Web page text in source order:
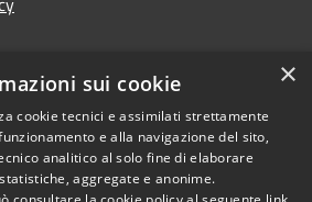
Copyright © 2026 • Comune di
×
sui cookie
cookie tecnici e assimilati strettamente
e alla navigazione del sito,
analitico al solo fine di elaborare
aggregate e anonime.